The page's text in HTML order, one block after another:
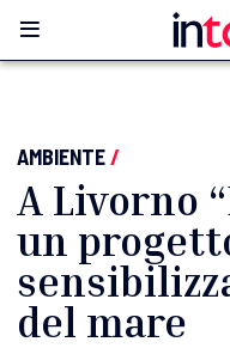
AMBIENTE/
A Livorno
un
del mare